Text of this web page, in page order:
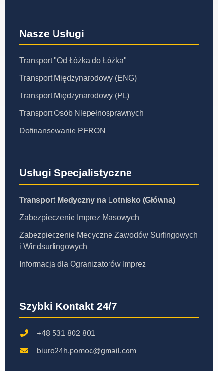
Nasze Usługi
Transport "Od Łóżka do Łóżka"
Transport Międzynarodowy (ENG)
Transport Międzynarodowy (PL)
Transport Osób Niepełnosprawnych
Dofinansowanie PFRON
Usługi Specjalistyczne
Transport Medyczny na Lotnisko (Główna)
Zabezpieczenie Imprez Masowych
Zabezpieczenie Medyczne Zawodów Surfingowych
i Windsurfingowych
Informacja dla Ogranizatorów Imprez
Szybki Kontakt 24/7
+48 531 802 801
biuro24h.pomoc@gmail.com